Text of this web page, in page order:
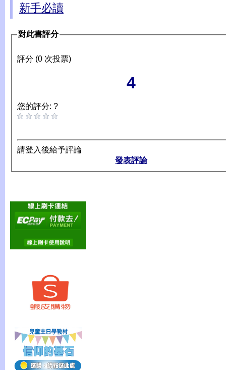
新手必讀
對此書評分
評分 (0 次投票)
4
您的評分: ?
請登入後給予評論
發表評論